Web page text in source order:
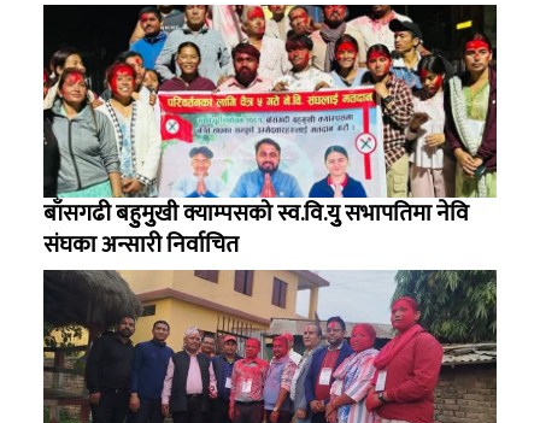
बाँसगढी बहुुमुुखी क्याम्पसको स्व.वि.युु सभापतिमा नेवि
संघका अन्सारी निर्वाचित